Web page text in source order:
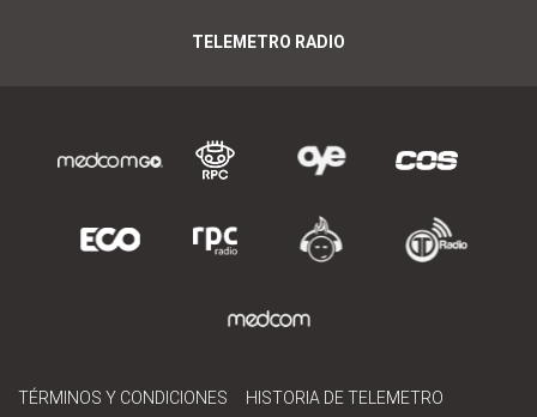
TELEMETRO RADIO
TÉRMINOS Y CONDICIONES
HISTORIA DE TELEMETRO